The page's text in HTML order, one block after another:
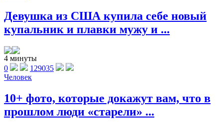
Девушка из США купила себе новый
купальник и плавки мужу и ...
4 минуты
0
129035
Человек
10+ фото, которые докажут вам, что в
прошлом люди «старели» ...